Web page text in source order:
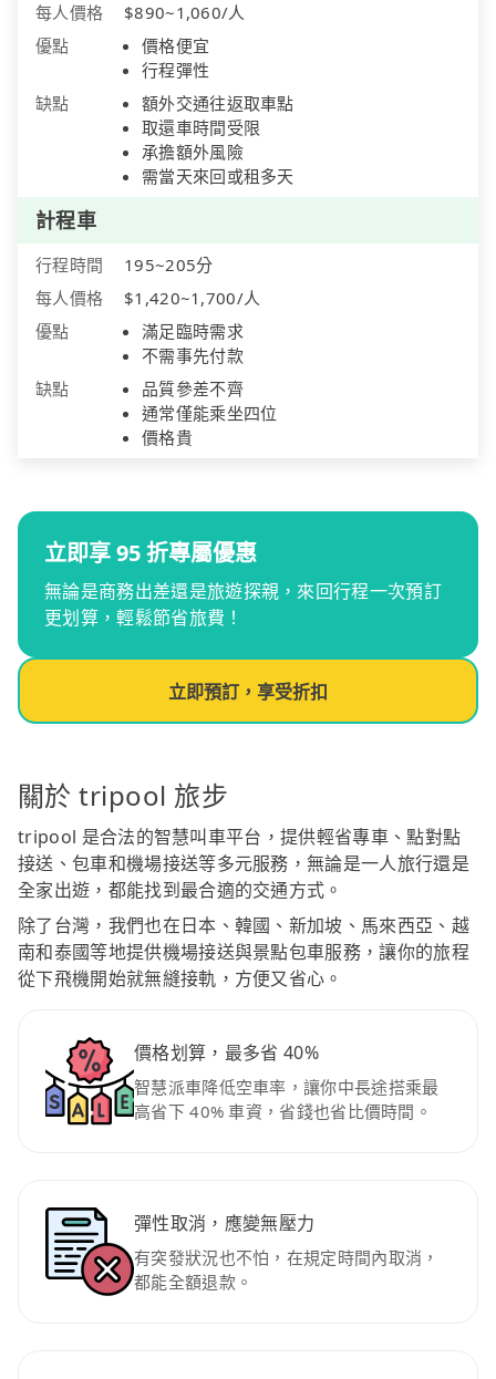
每人價格
$890~1,060/人
優點
價格便宜
行程彈性
缺點
額外交通往返取車點
取還車時間受限
承擔額外風險
需當天來回或租多天
計程車
行程時間
195~205分
每人價格
$1,420~1,700/人
優點
滿足臨時需求
不需事先付款
缺點
品質參差不齊
通常僅能乘坐四位
價格貴
立即享 95 折專屬優惠
無論是商務出差還是旅遊探親，來回行程一次預訂
更划算，輕鬆節省旅費！
立即預訂，享受折扣
關於 tripool 旅步
tripool 是合法的智慧叫車平台，提供輕省專車、點對點
接送、包車和機場接送等多元服務，無論是一人旅行還是
全家出遊，都能找到最合適的交通方式。
除了台灣，我們也在日本、韓國、新加坡、馬來西亞、越
南和泰國等地提供機場接送與景點包車服務，讓你的旅程
從下飛機開始就無縫接軌，方便又省心。
價格划算，最多省 40%
智慧派車降低空車率，讓你中長途搭乘最
高省下 40% 車資，省錢也省比價時間。
彈性取消，應變無壓力
有突發狀況也不怕，在規定時間內取消，
都能全額退款。